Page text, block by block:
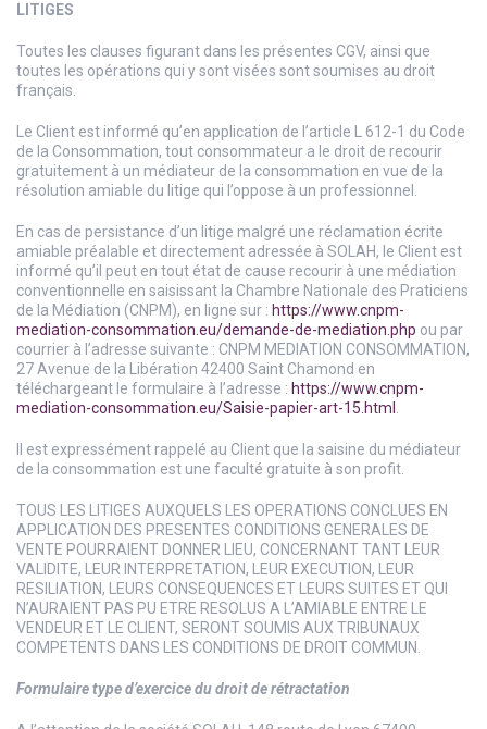
LITIGES
Toutes les clauses figurant dans les présentes CGV, ainsi que
toutes les opérations qui y sont visées sont soumises au droit
français.
Le Client est informé qu’en application de l’article L 612-1 du Code
de la Consommation, tout consommateur a le droit de recourir
gratuitement à un médiateur de la consommation en vue de la
résolution amiable du litige qui l’oppose à un professionnel.
En cas de persistance d’un litige malgré une réclamation écrite
amiable préalable et directement adressée à SOLAH, le Client est
informé qu’il peut en tout état de cause recourir à une médiation
conventionnelle en saisissant la Chambre Nationale des Praticiens
de la Médiation (CNPM), en ligne sur : https://www.cnpm-
mediation-consommation.eu/demande-de-mediation.php ou par
courrier à l’adresse suivante : CNPM MEDIATION CONSOMMATION,
27 Avenue de la Libération 42400 Saint Chamond en
téléchargeant le formulaire à l’adresse : https://www.cnpm-
mediation-consommation.eu/Saisie-papier-art-15.html
Il est expressément rappelé au Client que la saisine du médiateur
de la consommation est une faculté gratuite à son profit.
TOUS LES LITIGES AUXQUELS LES OPERATIONS CONCLUES EN
APPLICATION DES PRESENTES CONDITIONS GENERALES DE
VENTE POURRAIENT DONNER LIEU, CONCERNANT TANT LEUR
VALIDITE, LEUR INTERPRETATION, LEUR EXECUTION, LEUR
RESILIATION, LEURS CONSEQUENCES ET LEURS SUITES ET QUI
N’AURAIENT PAS PU ETRE RESOLUS A L’AMIABLE ENTRE LE
VENDEUR ET LE CLIENT, SERONT SOUMIS AUX TRIBUNAUX
COMPETENTS DANS LES CONDITIONS DE DROIT COMMUN.
Formulaire type d’exercice du droit de rétractation